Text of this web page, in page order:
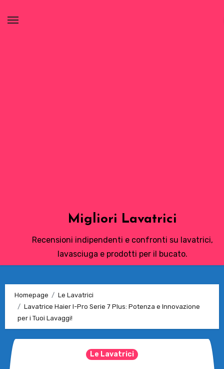
Migliori Lavatrici
Recensioni indipendenti e confronti su lavatrici,
lavasciuga e prodotti per il bucato.
Homepage
Le Lavatrici
Lavatrice Haier I-Pro Serie 7 Plus: Potenza e Innovazione
per i Tuoi Lavaggi!
Le Lavatrici